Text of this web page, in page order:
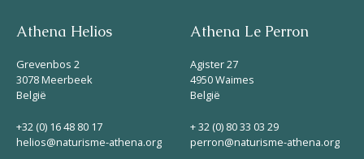
Athena Helios
Grevenbos 2
3078 Meerbeek
België
+32 (0) 16 48 80 17
helios@naturisme-athena.org
Athena Le Perron
Agister 27
4950 Waimes
België
+ 32 (0) 80 33 03 29
perron@naturisme-athena.org